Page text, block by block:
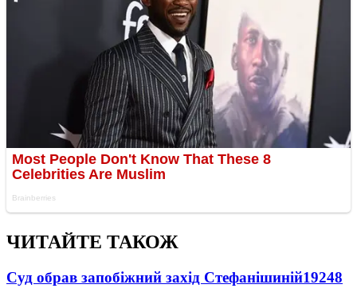
ЧИТАЙТЕ ТАКОЖ
Суд обрав запобіжний захід Стефанішиній19248